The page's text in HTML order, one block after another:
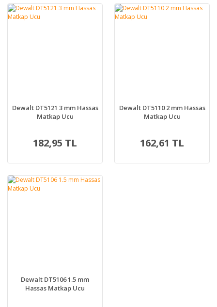
Dewalt DT5121 3 mm Hassas
Matkap Ucu
182,95 TL
Dewalt DT5110 2 mm Hassas
Matkap Ucu
162,61 TL
Dewalt DT5106 1.5 mm
Hassas Matkap Ucu